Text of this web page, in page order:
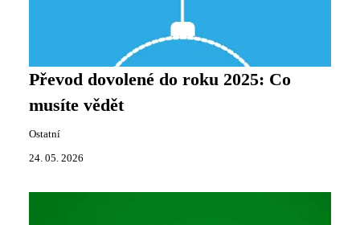
Převod dovolené do roku 2025: Co
musíte vědět
Ostatní
24. 05. 2026